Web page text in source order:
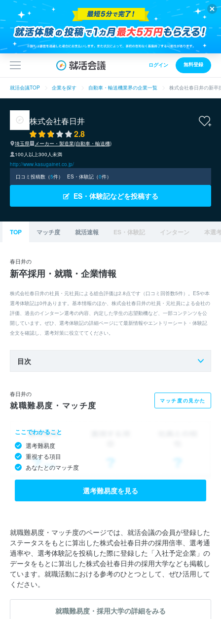
ログイン 無料登録
就活会議TOP 企業を探す 自動車・輸送機業界の企業一覧 株式会社春日井の新卒
株式会社春日井
2.8
埼玉県
メーカー・製造業(自動車・輸送機)
100人以上300人未満
http://www.kasugainet.co.jp/
口コミ投稿数（5件） ES・体験記（0件）
ES・体験記などを投稿する
TOP マッチ度 就活速報 ES・体験記 インターン 本選
春日井の
新卒採用・就職・企業情報
株式会社春日井の社員・元社員による総合評価は2.8点です（口コミ回答数5件）。ESや本
選考体験記は0件あります。基本情報のほか、株式会社春日井の社員・元社員による会社の
評価、過去のインターン選考の内容、内定した学生の志望動機など、一部コンテンツを公
開しています。ぜひ、選考体験記の詳細ページにて最新情報やエントリーシート・体験記
全文を確認し、選考対策に役立ててください。
目次
春日井の
就職難易度・マッチ度 マッチ度の見かた
ここでわかること
選考難易度
重視する項目
あなたとのマッチ度
選考難易度を見る
就職難易度・マッチ度のページでは、就活会議の会員が登録した
ステータスをもとに算出した株式会社春日井の採用倍率、選考通
過率や、選考体験記を投稿した際に登録した「入社予定企業」の
データをもとに算出した株式会社春日井の採用大学なども掲載し
ています。就職活動における参考のひとつとして、ぜひ活用して
ください。
就職難易度・採用大学の詳細をみる